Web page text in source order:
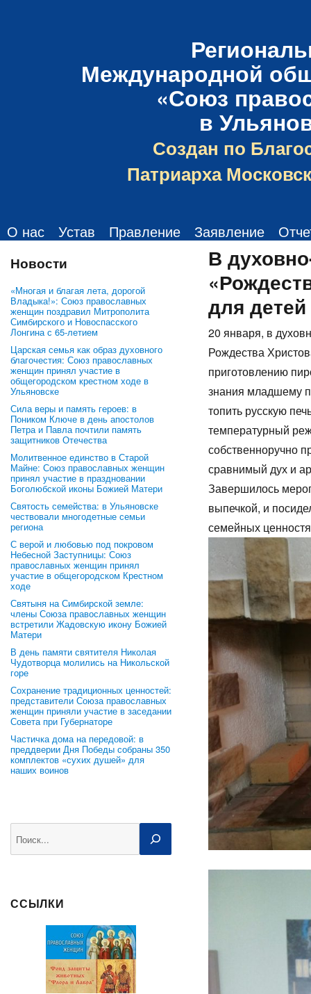
Международной
«Союз
в
Создан по
Патриарха
О нас Устав Правление Заявление
Новости
«Многая и благая лета, дорогой
Владыка!»: Союз православных
женщин поздравил Митрополита
Симбирского и Новоспасского
Лонгина с 65-летием
Царская семья как образ духовного
благочестия: Союз православных
женщин принял участие в
общегородском крестном ходе в
Ульяновске
Сила веры и память героев: в
Поником Ключе в день апостолов
Петра и Павла почтили память
защитников Отечества
Молитвенное единство в Старой
Майне: Союз православных женщин
принял участие в праздновании
Боголюбской иконы Божией Матери
Святость семейства: в Ульяновске
чествовали многодетные семьи
региона
С верой и любовью под покровом
Небесной Заступницы: Союз
православных женщин принял
участие в общегородском Крестном
ходе
Святыня на Симбирской земле:
члены Союза православных женщин
встретили Жадовскую икону Божией
Матери
В день памяти святителя Николая
Чудотворца молились на Никольской
горе
Сохранение традиционных ценностей:
представители Союза православных
женщин приняли участие в заседании
Совета при Губернаторе
Частичка дома на передовой: в
преддверии Дня Победы собраны 350
комплектов «сухих душей» для
наших воинов
ССЫЛКИ
В
для
20 января, в
Рождества
приготовлению
знания младшему
топить русскую
температурный
собственноручно
сравнимый дух и
Завершилось
выпечкой, и
семейных